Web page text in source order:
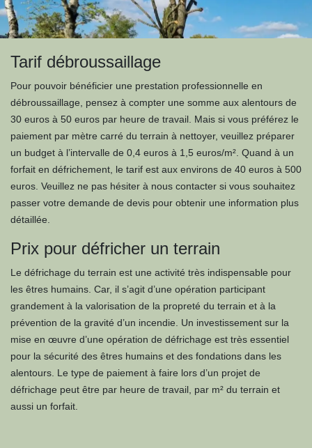
Tarif débroussaillage
Pour pouvoir bénéficier une prestation professionnelle en
débroussaillage, pensez à compter une somme aux alentours de
30 euros à 50 euros par heure de travail. Mais si vous préférez le
paiement par mètre carré du terrain à nettoyer, veuillez préparer
un budget à l’intervalle de 0,4 euros à 1,5 euros/m². Quand à un
forfait en défrichement, le tarif est aux environs de 40 euros à 500
euros. Veuillez ne pas hésiter à nous contacter si vous souhaitez
passer votre demande de devis pour obtenir une information plus
détaillée.
Prix pour défricher un terrain
Le défrichage du terrain est une activité très indispensable pour
les êtres humains. Car, il s’agit d’une opération participant
grandement à la valorisation de la propreté du terrain et à la
prévention de la gravité d’un incendie. Un investissement sur la
mise en œuvre d’une opération de défrichage est très essentiel
pour la sécurité des êtres humains et des fondations dans les
alentours. Le type de paiement à faire lors d’un projet de
défrichage peut être par heure de travail, par m² du terrain et
aussi un forfait.